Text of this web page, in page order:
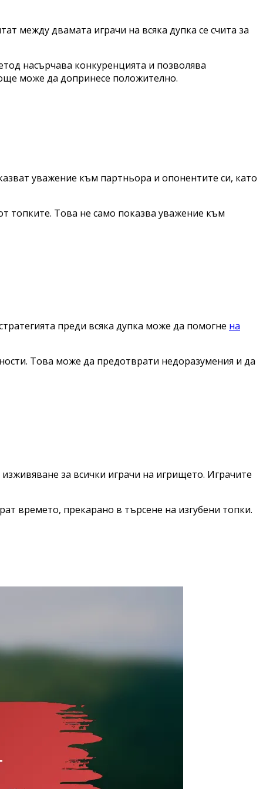
между двамата играчи на всяка дупка се счита за
насърчава конкуренцията и позволява
може да допринесе положително.
уважение към партньора и опонентите си, като
топките. Това не само показва уважение към
преди всяка дупка може да помогне на
Това може да предотврати недоразумения и да
за всички играчи на игрището. Играчите
времето, прекарано в търсене на изгубени топки.